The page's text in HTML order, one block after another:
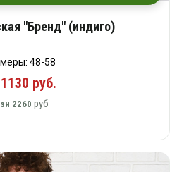
"Бренд" (индиго)
48-58
руб.
2260 руб